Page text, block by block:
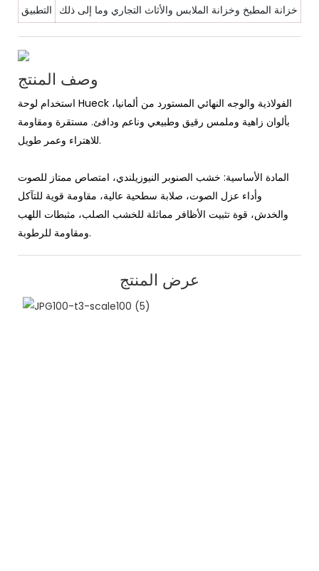
التطبيق خزانة المطبخ وخزانة الملابس والأثاث التجاري وما إلى ذلك
وصف المنتج
استخدام لوحة Hueck الفولاذية والوجه النهائي المستورد من ألمانيا،
بألوان زاهية وملمس رقيق وطبيعي وناعم ودافئ. مستقرة ومقاومة
للاهتراء وعمر طويل.
المادة الأساسية: خشب الصنوبر النيوزيلندي، امتصاص ممتاز للصوت
وأداء عزل الصوت، صلابة سطحية عالية، مقاومة قوية للتآكل
والخدش، قوة تثبيت الأظافر مماثلة للخشب الصلب، مثبطات اللهب
ومقاومة للرطوبة.
عرض المنتج